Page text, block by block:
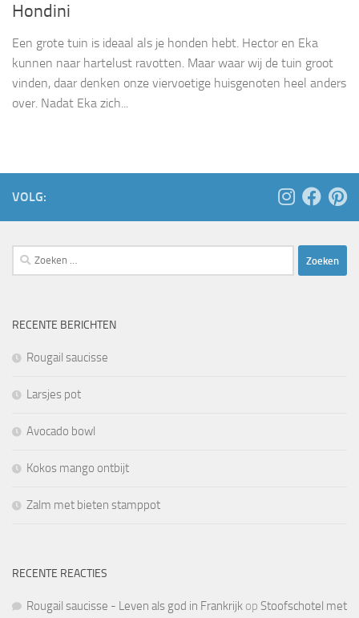
Hondini
Een grote tuin is ideaal als je honden hebt. Hector en Eka
kunnen naar hartelust ravotten. Maar waar wij de tuin groot
vinden, daar denken onze viervoetige huisgenoten heel anders
over. Nadat Eka zich...
VOLG:
Zoeken
naar:
RECENTE BERICHTEN
Rougail saucisse
Larsjes pot
Avocado bowl
Kokos mango ontbijt
Zalm met bieten stamppot
RECENTE REACTIES
Rougail saucisse - Leven als god in Frankrijk op Stoofschotel met